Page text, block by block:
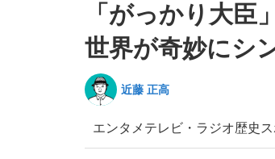
「がっかり大
世界が奇妙にシ
近藤 正高
エンタメ テレビ・ラジオ歴史